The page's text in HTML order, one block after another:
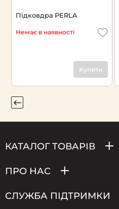
Підковдра PERLA
Немає в наявності
Купити
КАТАЛОГ ТОВАРІВ
ПРО НАС
СЛУЖБА ПІДТРИМКИ